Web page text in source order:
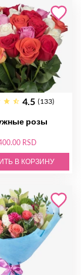
4.5 (133)
розы
RSD
В КОРЗИНУ